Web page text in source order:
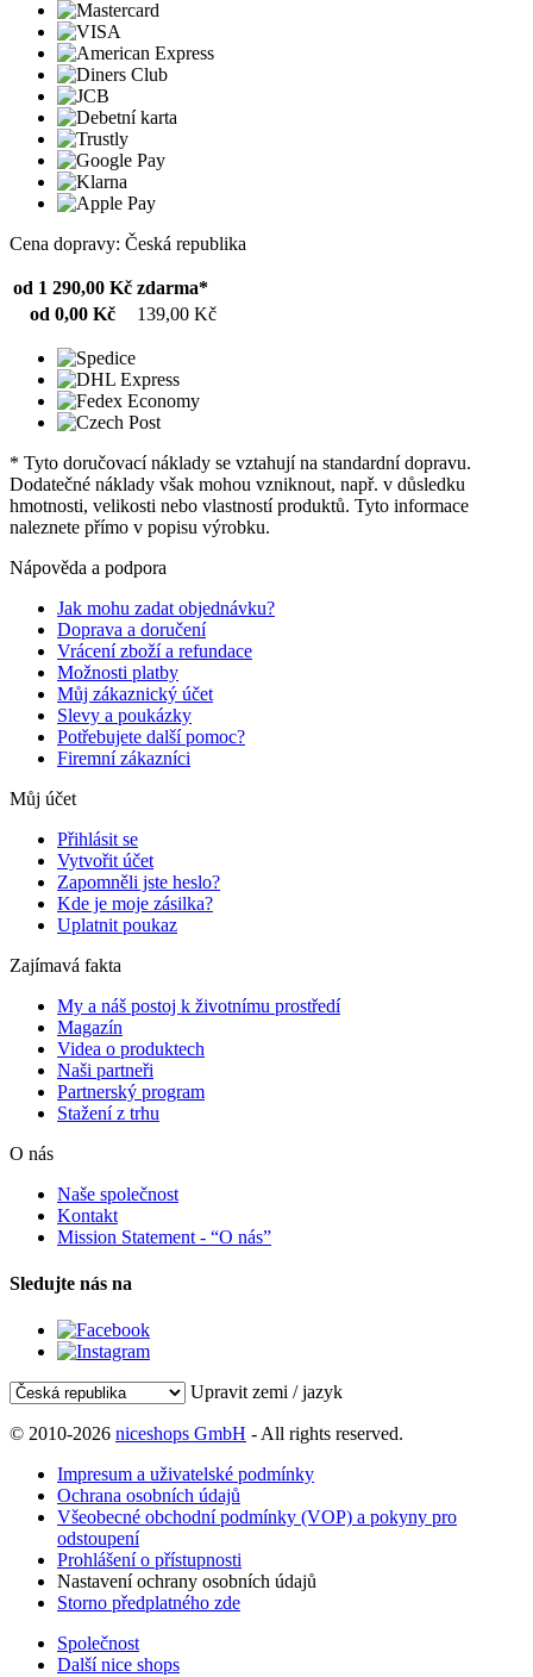
Cena dopravy: Česká republika
od 1 290,00 Kč zdarma*
od 0,00 Kč
139,00 Kč
* Tyto doručovací náklady se vztahují na standardní dopravu.
Dodatečné náklady však mohou vzniknout, např. v důsledku
hmotnosti, velikosti nebo vlastností produktů. Tyto informace
naleznete přímo v popisu výrobku.
Nápověda a podpora
Jak mohu zadat objednávku?
Doprava a doručení
Vrácení zboží a refundace
Možnosti platby
Můj zákaznický účet
Slevy a poukázky
Potřebujete další pomoc?
Firemní zákazníci
Můj účet
Přihlásit se
Vytvořit účet
Zapomněli jste heslo?
Kde je moje zásilka?
Uplatnit poukaz
Zajímavá fakta
My a náš postoj k životnímu prostředí
Magazín
Videa o produktech
Naši partneři
Partnerský program
Stažení z trhu
O nás
Naše společnost
Kontakt
Mission Statement - “O nás”
Sledujte nás na
Upravit zemi / jazyk
© 2010-2026 niceshops GmbH - All rights reserved.
Impresum a uživatelské podmínky
Ochrana osobních údajů
Všeobecné obchodní podmínky (VOP) a pokyny pro
odstoupení
Prohlášení o přístupnosti
Nastavení ochrany osobních údajů
Storno předplatného zde
Společnost
Další nice shops